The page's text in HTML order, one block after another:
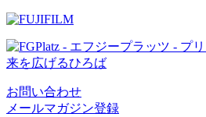
お問い合わせ
メールマガジン登録